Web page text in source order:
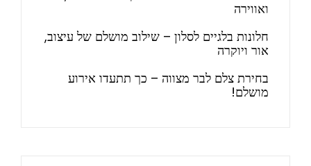
ואווירה
חלונות בלגיים לסלון – שילוב מושלם של עיצוב,
אור ויוקרה
בחירת צלם לבר מצווה – כך תתעדו אירוע
מושלם!